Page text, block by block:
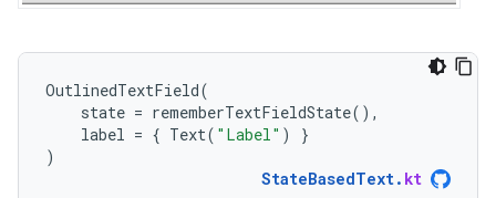
OutlinedTextField(
state = rememberTextFieldState(),
label = { Text( "Label" )
}
)
StateBasedText. kt